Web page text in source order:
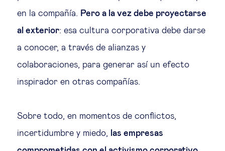
en la compañía.
Pero a la vez debe proyectarse
al exterior: esa cultura corporativa debe darse
a conocer, a través de alianzas y
colaboraciones, para generar así un efecto
inspirador en otras compañías.
Sobre todo, en momentos de conflictos,
incertidumbre y miedo,
las empresas